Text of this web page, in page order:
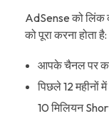
AdSense को लिंक
को पूरा करना होता है:
आपके चैनल पर
पिछले 12 महीनों
10 मिलियन